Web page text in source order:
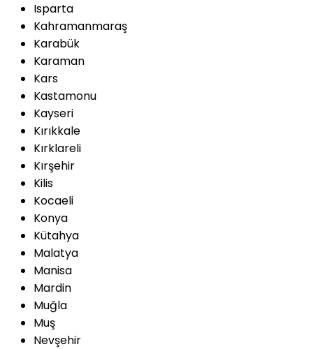
Isparta
Kahramanmaraş
Karabük
Karaman
Kars
Kastamonu
Kayseri
Kırıkkale
Kırklareli
Kırşehir
Kilis
Kocaeli
Konya
Kütahya
Malatya
Manisa
Mardin
Muğla
Muş
Nevşehir